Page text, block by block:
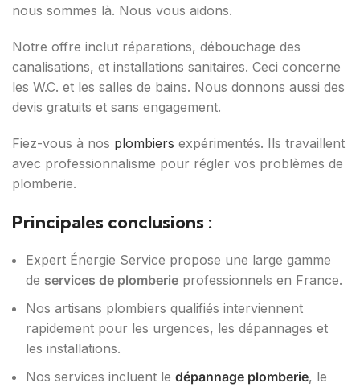
nous sommes là. Nous vous aidons.
Notre offre inclut réparations, débouchage des
canalisations, et installations sanitaires. Ceci concerne
les W.C. et les salles de bains. Nous donnons aussi des
devis gratuits et sans engagement.
Fiez-vous à nos plombiers expérimentés. Ils travaillent
avec professionnalisme pour régler vos problèmes de
plomberie.
Principales conclusions :
Expert Énergie Service propose une large gamme
de services de plomberie professionnels en France.
Nos artisans plombiers qualifiés interviennent
rapidement pour les urgences, les dépannages et
les installations.
Nos services incluent le dépannage plomberie, le